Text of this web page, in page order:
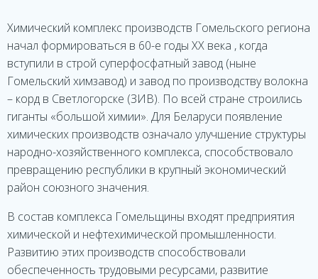
Химический комплекс производств Гомельского региона
начал формироваться в 60-е годы XX века , когда
вступили в строй суперфосфатный завод (ныне
Гомельский химзавод) и завод по производству волокна
– корд в Светлогорске (ЗИВ). По всей стране строились
гиганты «большой химии». Для Беларуси появление
химических производств означало улучшение структуры
народно-хозяйственного комплекса, способствовало
превращению республики в крупный экономический
район союзного значения.
В состав комплекса Гомельщины входят предприятия
химической и нефтехимической промышленности.
Развитию этих производств способствовали
обеспеченность трудовыми ресурсами, развитие